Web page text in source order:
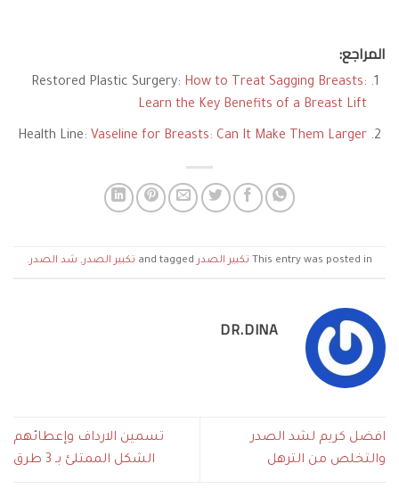
المراجع:
Restored Plastic Surgery: How to Treat Sagging Breasts:
Learn the Key Benefits of a Breast Lift
Health Line: Vaseline for Breasts: Can It Make Them Larger
This entry was posted in تكبير الصدر تكبير الصدر, شد الصدر.
DR.DINA
افضل كريم لشد الصدر
والتخلص من الترهل
تسمين الارداف وإعطائهم
الشكل الممتلئ بـ 3 طرق